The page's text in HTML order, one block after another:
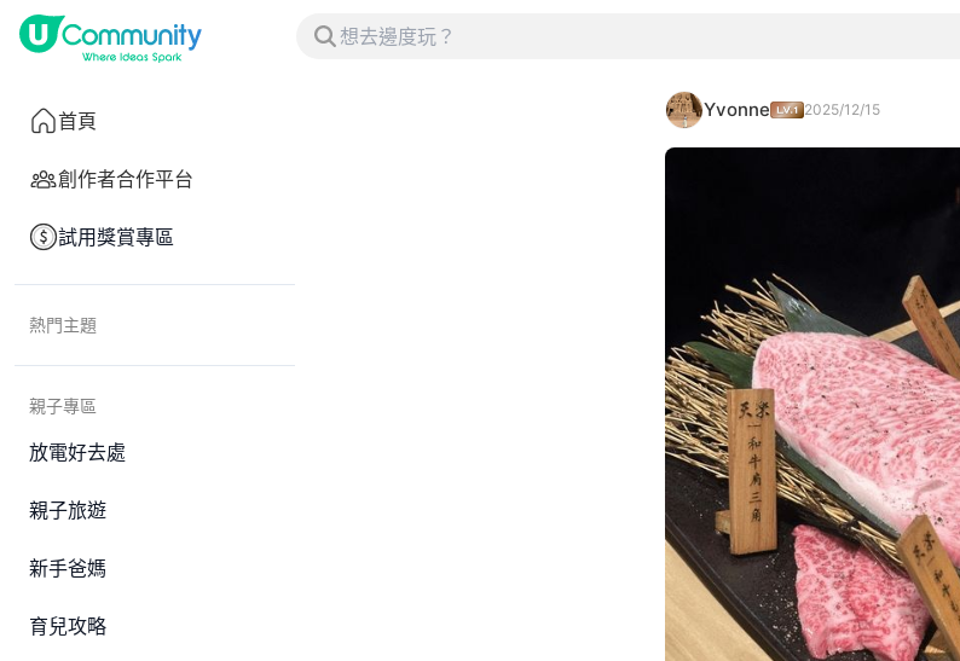
首頁
創作者合作平台
試用獎賞專區
熱門主題
親子專區
放電好去處
親子旅遊
新手爸媽
育兒攻略
Yvonne 2025/12/15